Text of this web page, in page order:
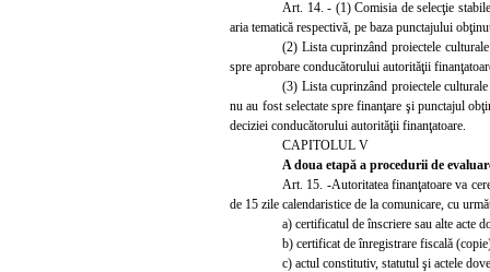
Art. 14. - (1) Comisia de selecţie
aria tematică respectivă, pe baza punctajului
(2) Lista cuprinzând proiectele
spre aprobare conducătorului autorităţii
(3) Lista cuprinzând proiectele
nu au fost selectate spre finanţare şi punctajul
deciziei conducătorului autorităţii finanţatoare.
CAPITOLUL V
A doua etapă a procedurii de
Art. 15. -Autoritatea finanţatoare va
de 15 zile calendaristice de la comunicare, cu
a) certificatul de înscriere sau alte acte
b) certificat de înregistrare fiscală
c) actul constitutiv, statutul şi actele